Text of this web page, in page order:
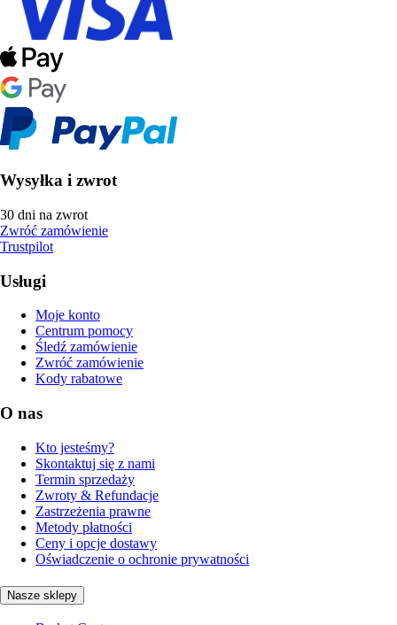
Wysyłka i zwrot
30 dni na zwrot
Zwróć zamówienie
Trustpilot
Usługi
Moje konto
Centrum pomocy
Śledź zamówienie
Zwróć zamówienie
Kody rabatowe
O nas
Kto jesteśmy?
Skontaktuj się z nami
Termin sprzedaży
Zwroty & Refundacje
Zastrzeżenia prawne
Metody płatności
Ceny i opcje dostawy
Oświadczenie o ochronie prywatności
Nasze sklepy